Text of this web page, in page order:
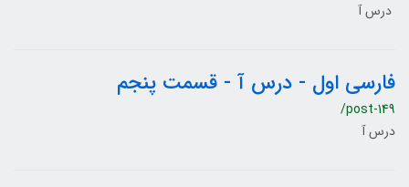
درس آ
فارسی اول - درس آ - قسمت پنجم
/post-149
درس آ